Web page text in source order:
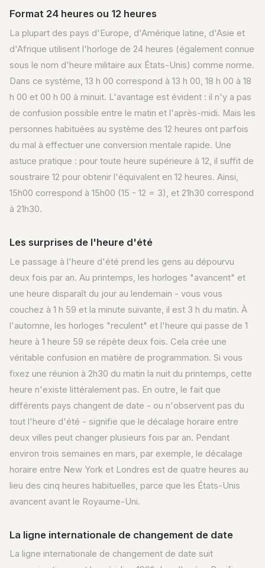
Format 24 heures ou 12 heures
La plupart des pays d'Europe, d'Amérique latine, d'Asie et
d'Afrique utilisent l'horloge de 24 heures (également connue
sous le nom d'heure militaire aux États-Unis) comme norme.
Dans ce système, 13 h 00 correspond à 13 h 00, 18 h 00 à 18
h 00 et 00 h 00 à minuit. L'avantage est évident : il n'y a pas
de confusion possible entre le matin et l'après-midi. Mais les
personnes habituées au système des 12 heures ont parfois
du mal à effectuer une conversion mentale rapide. Une
astuce pratique : pour toute heure supérieure à 12, il suffit de
soustraire 12 pour obtenir l'équivalent en 12 heures. Ainsi,
15h00 correspond à 15h00 (15 - 12 = 3), et 21h30 correspond
à 21h30.
Les surprises de l'heure d'été
Le passage à l'heure d'été prend les gens au dépourvu
deux fois par an. Au printemps, les horloges "avancent" et
une heure disparaît du jour au lendemain - vous vous
couchez à 1 h 59 et la minute suivante, il est 3 h du matin. À
l'automne, les horloges "reculent" et l'heure qui passe de 1
heure à 1 heure 59 se répète deux fois. Cela crée une
véritable confusion en matière de programmation. Si vous
fixez une réunion à 2h30 du matin la nuit du printemps, cette
heure n'existe littéralement pas. En outre, le fait que
différents pays changent de date - ou n'observent pas du
tout l'heure d'été - signifie que le décalage horaire entre
deux villes peut changer plusieurs fois par an. Pendant
environ trois semaines en mars, par exemple, le décalage
horaire entre New York et Londres est de quatre heures au
lieu des cinq heures habituelles, parce que les États-Unis
avancent avant le Royaume-Uni.
La ligne internationale de changement de date
La ligne internationale de changement de date suit